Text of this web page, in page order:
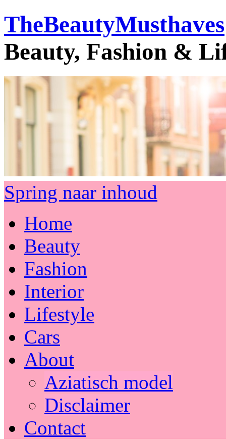
TheBeautyMusthaves
Beauty, Fashion &
Spring naar inhoud
Home
Beauty
Fashion
Interior
Lifestyle
Cars
About
Aziatisch model
Disclaimer
Contact